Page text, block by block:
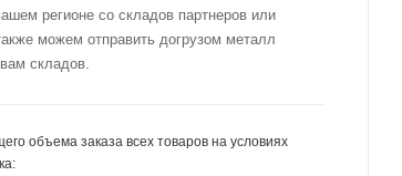
регионе со складов партнеров или
можем отправить догрузом металл
складов.
объема заказа всех товаров на условиях